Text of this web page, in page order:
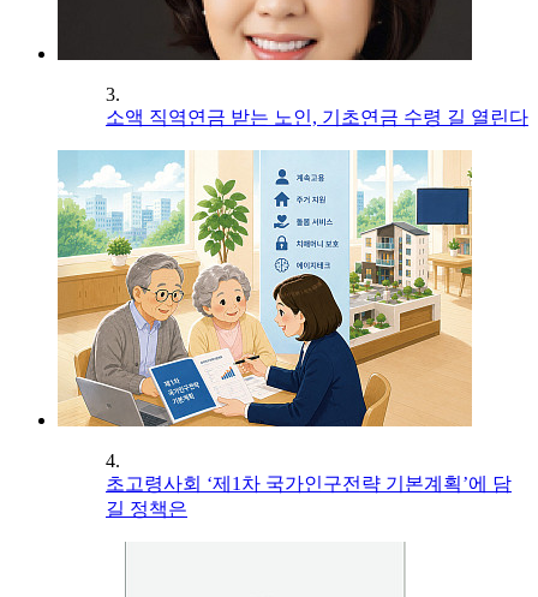
3.
소액 직역연금 받는 노인, 기초연금 수령 길 열린다
4.
초고령사회 ‘제1차 국가인구전략 기본계획’에 담
길 정책은